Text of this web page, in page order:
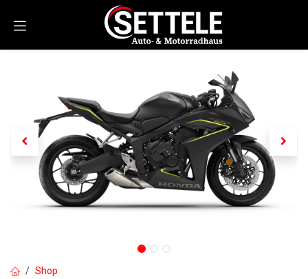
Shop